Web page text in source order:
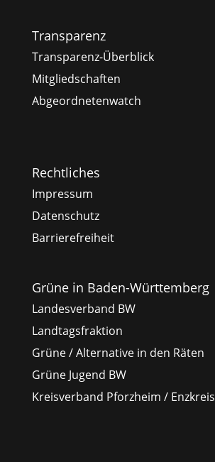
Transparenz
Transparenz-Überblick
Mitgliedschaften
Abgeordnetenwatch
Rechtliches
Impressum
Datenschutz
Barrierefreiheit
Grüne in Baden-Württemberg
Landesverband BW
Landtagsfraktion
Grüne / Alternative in den Räten
Grüne Jugend BW
Kreisverband Pforzheim / Enzkreis